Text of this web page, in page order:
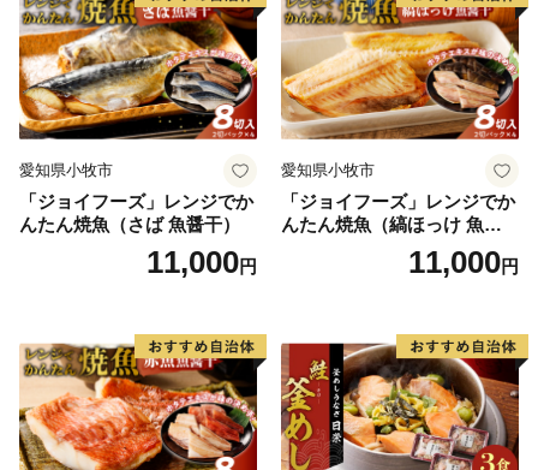
愛知県小牧市
「ジョイフーズ」レンジでか
んたん焼魚（さば 魚醤干）
11,000円
愛知県小牧市
「ジョイフーズ」レンジでか
んたん焼魚（縞ほっけ 魚醤
11,000円